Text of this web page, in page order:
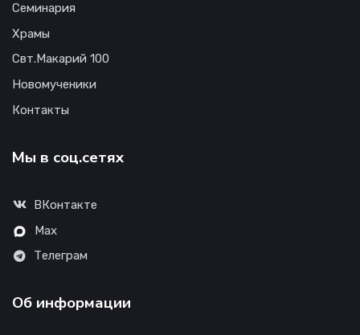
Семинария
Храмы
Свт.Макарий 100
Новомученики
Контакты
Мы в соц.сетях
ВКонтакте
Max
Телеграм
Об информации